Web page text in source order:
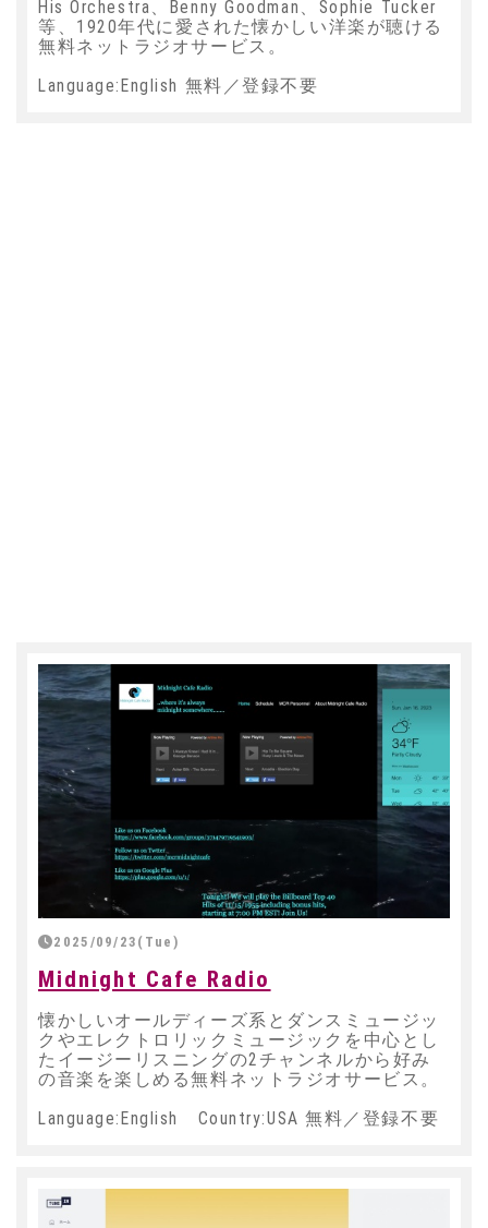
His Orchestra、Benny Goodman、Sophie Tucker
等、1920年代に愛された懐かしい洋楽が聴ける
無料ネットラジオサービス。
Language:English 無料／登録不要
2025/09/23(Tue)
Midnight Cafe Radio
懐かしいオールディーズ系とダンスミュージッ
クやエレクトロリックミュージックを中心とし
たイージーリスニングの2チャンネルから好み
の音楽を楽しめる無料ネットラジオサービス。
Language:English Country:USA 無料／登録不要